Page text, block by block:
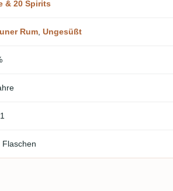
& 20 Spirits
Rum Ungesüßt
Flaschen